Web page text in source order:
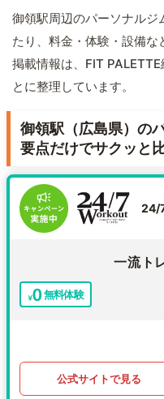
御領駅周辺のパーソナルジ
たり、料金・体験・設備な
掲載情報は、FIT
とに整理しています。
御領駅（広島県）の
要点だけでサクッと
24/
一流ト
無料体験
公式サイトで見る